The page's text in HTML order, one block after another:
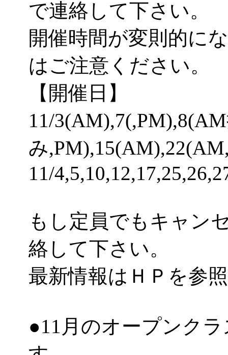
で連絡して下さい。
開催時間が変則的に
はご注意ください。
【開催日】
11/
み
11/
もし定員でもキャン
絡して下さい。
最新情報はＨＰを参
●11月のオープンク